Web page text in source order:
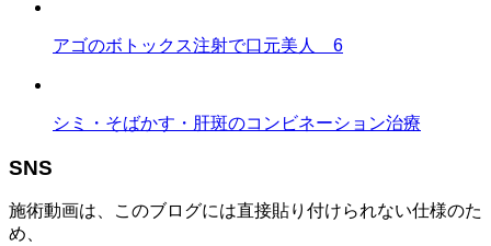
アゴのボトックス注射で口元美人 6
シミ・そばかす・肝斑のコンビネーション治療
SNS
施術動画は、このブログには直接貼り付けられない仕様のた
め、